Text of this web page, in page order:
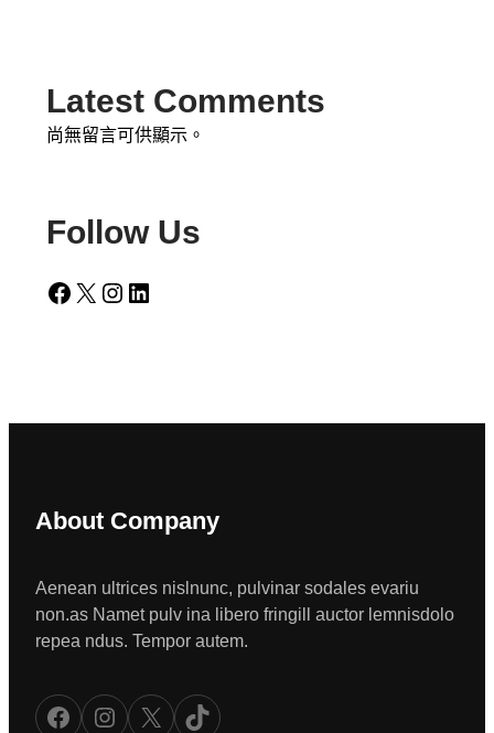
Latest Comments
尚無留言可供顯示。
Follow Us
Facebook X Instagram LinkedIn
About Company
Aenean ultrices nislnunc, pulvinar sodales evariu
non.as Namet pulv ina libero fringill auctor lemnisdolo
repea ndus. Tempor autem.
Facebook Instagram X TikTok